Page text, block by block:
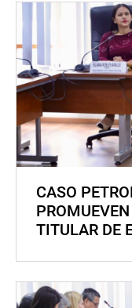
CASO
TITULAR DE